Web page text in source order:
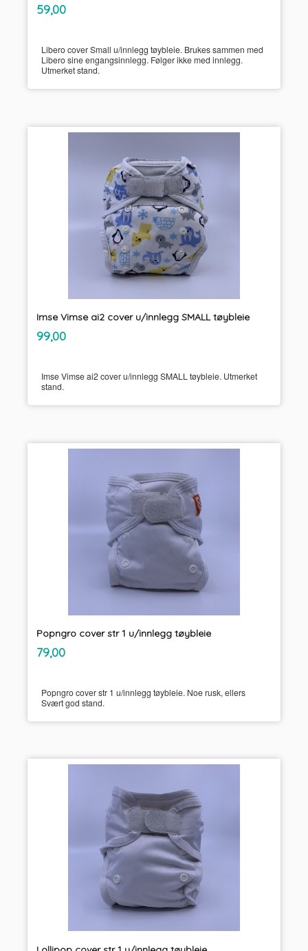
Pris
59,00mva.
Libero cover Small u/innlegg tøybleie. Brukes sammen med
Libero sine engangsinnlegg. Følger ikke med innlegg.
Utmerket stand.
Imse Vimse ai2 cover u/innlegg SMALL tøybleie
Pris
99,00mva.
Imse Vimse ai2 cover u/innlegg SMALL tøybleie. Utmerket
stand.
Popngro cover str 1 u/innlegg tøybleie
Pris
79,00mva.
Popngro cover str 1 u/innlegg tøybleie. Noe rusk, ellers
Svært god stand.